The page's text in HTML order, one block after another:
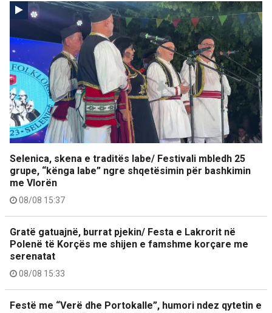
Selenica, skena e traditës labe/ Festivali mbledh 25
grupe, “kënga labe” ngre shqetësimin për bashkimin
me Vlorën
08/08 15:37
Gratë gatuajnë, burrat pjekin/ Festa e Lakrorit në
Polenë të Korçës me shijen e famshme korçare me
serenatat
08/08 15:33
Festë me “Verë dhe Portokalle”, humori ndez qytetin e